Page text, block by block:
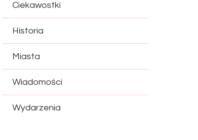
Ciekawostki
Historia
Miasta
Wiadomości
Wydarzenia